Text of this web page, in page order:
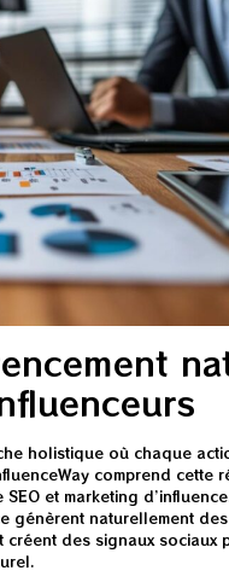
holistique où chaque
comprend cette
et marketing
génèrent naturellement
des signaux sociaux